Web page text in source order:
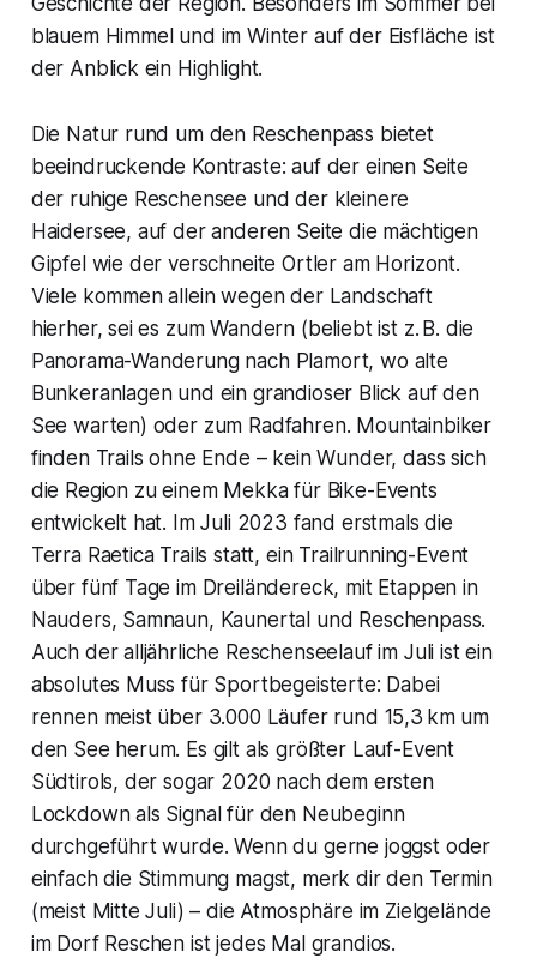
blauem Himmel und im Winter auf der Eisfläche ist
der Anblick ein Highlight.
Die Natur rund um den Reschenpass bietet
beeindruckende Kontraste: auf der einen Seite
der ruhige Reschensee und der kleinere
Haidersee, auf der anderen Seite die mächtigen
Gipfel wie der verschneite Ortler am Horizont.
Viele kommen allein wegen der Landschaft
hierher, sei es zum Wandern (beliebt ist z. B. die
Panorama-Wanderung nach Plamort, wo alte
Bunkeranlagen und ein grandioser Blick auf den
See warten) oder zum Radfahren. Mountainbiker
finden Trails ohne Ende – kein Wunder, dass sich
die Region zu einem Mekka für Bike-Events
entwickelt hat. Im Juli 2023 fand erstmals die
Terra Raetica Trails statt, ein Trailrunning-Event
über fünf Tage im Dreiländereck, mit Etappen in
Nauders, Samnaun, Kaunertal und Reschenpass.
Auch der alljährliche Reschenseelauf im Juli ist ein
absolutes Muss für Sportbegeisterte: Dabei
rennen meist über 3.000 Läufer rund 15,3 km um
den See herum. Es gilt als größter Lauf-Event
Südtirols, der sogar 2020 nach dem ersten
Lockdown als Signal für den Neubeginn
durchgeführt wurde. Wenn du gerne joggst oder
einfach die Stimmung magst, merk dir den Termin
(meist Mitte Juli) – die Atmosphäre im Zielgelände
im Dorf Reschen ist jedes Mal grandios.